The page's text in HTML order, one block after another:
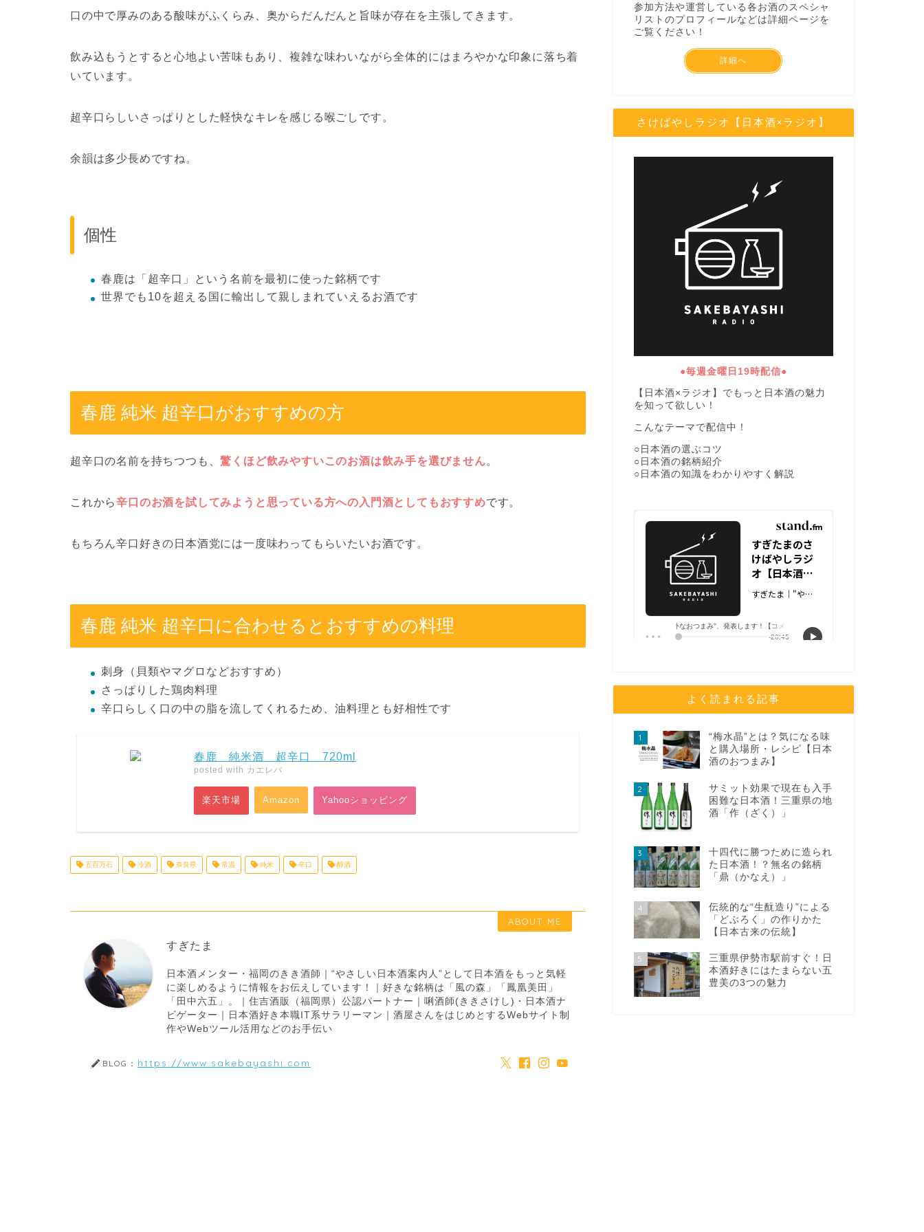
口の中で厚みのある酸味がふくらみ、奥からだんだんと旨味が存在を主張してきます。
飲み込もうとすると心地よい苦味もあり、複雑な味わいながら全体的にはまろやかな印象に落ち着
いています。
超辛口らしいさっぱりとした軽快なキレを感じる喉ごしです。
余韻は多少長めですね。
個性
春鹿は「超辛口」という名前を最初に使った銘柄です
世界でも10を超える国に輸出して親しまれていえるお酒です
春鹿 純米 超辛口がおすすめの方
超辛口の名前を持ちつつも、驚くほど飲みやすいこのお酒は飲み手を選びません。
これから辛口のお酒を試してみようと思っている方への入門酒としてもおすすめです。
もちろん辛口好きの日本酒党には一度味わってもらいたいお酒です。
春鹿 純米 超辛口に合わせるとおすすめの料理
刺身（貝類やマグロなどおすすめ）
さっぱりした鶏肉料理
辛口らしく口の中の脂を流してくれるため、油料理とも好相性です
春鹿 純米酒 超辛口 720ml
posted with カエレバ
楽天市場 Amazon Yahooショッピング
五百万石 冷酒 奈良県 常温 純米 辛口 醇酒
ABOUT ME
すぎたま
日本酒メンター・福岡のきき酒師｜“やさしい日本酒案内人”として日本酒をもっと気軽
に楽しめるように情報をお伝えしています！｜好きな銘柄は「風の森」「鳳凰美田」
「田中六五」。｜住吉酒販（福岡県）公認パートナー｜唎酒師(ききさけし)・日本酒ナ
ビゲーター｜日本酒好き本職IT系サラリーマン｜酒屋さんをはじめとするWebサイト制
作やWebツール活用などのお手伝い
BLOG： https://www.sakebayashi.com
参加方法や運営している各お酒のスペシャ
リストのプロフィールなどは詳細ページを
ご覧ください！
詳細へ
さけばやしラジオ【日本酒×ラジオ】
●毎週金曜日19時配信●
【日本酒×ラジオ】でもっと日本酒の魅力
を知って欲しい！
こんなテーマで配信中！
○日本酒の選ぶコツ
○日本酒の銘柄紹介
○日本酒の知識をわかりやすく解説
よく読まれる記事
1
“梅水晶”とは？気になる味
と購入場所・レシピ【日本
酒のおつまみ】
2
サミット効果で現在も入手
困難な日本酒！三重県の地
酒「作（ざく）」
3
十四代に勝つために造られ
た日本酒！？無名の銘柄
「鼎（かなえ）」
4
伝統的な“生酛造り”による
「どぶろく」の作りかた
【日本古来の伝統】
5
三重県伊勢市駅前すぐ！日
本酒好きにはたまらない五
豊美の3つの魅力